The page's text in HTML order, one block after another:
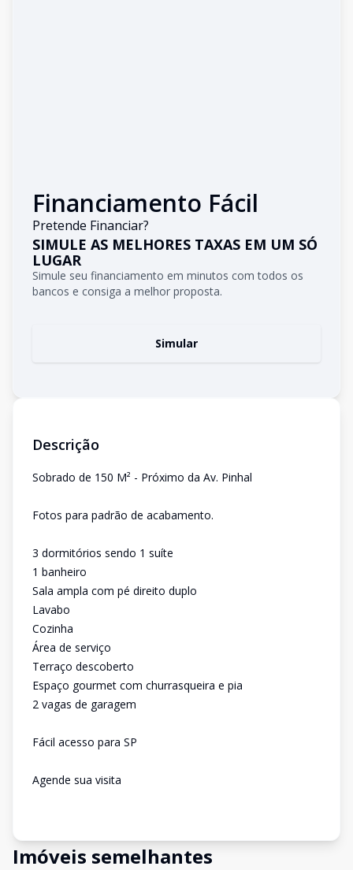
Financiamento Fácil
Pretende Financiar?
SIMULE AS MELHORES TAXAS EM UM SÓ
LUGAR
Simule seu financiamento em minutos com todos os
bancos e consiga a melhor proposta.
Simular
Descrição
Sobrado de 150 M² - Próximo da Av. Pinhal
Fotos para padrão de acabamento.
3 dormitórios sendo 1 suíte
1 banheiro
Sala ampla com pé direito duplo
Lavabo
Cozinha
Área de serviço
Terraço descoberto
Espaço gourmet com churrasqueira e pia
2 vagas de garagem
Fácil acesso para SP
Agende sua visita
Imóveis semelhantes